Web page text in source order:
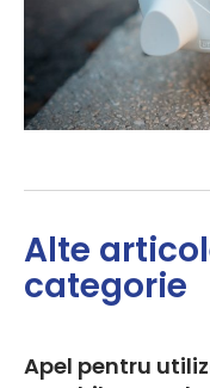
Alte
categorie
Apel pentru